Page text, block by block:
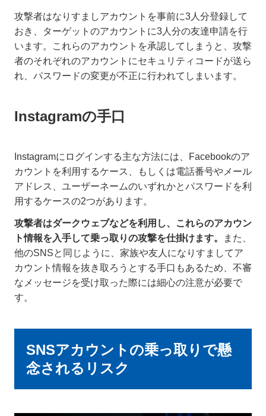
攻撃者はなりすましアカウントを事前に3人分登録して
おき、ターゲットのアカウントに3人分の友達申請を行
います。これらのアカウントを承認してしまうと、攻撃
者のそれぞれのアカウントにセキュリティコードが送ら
れ、パスワードの変更が不正に行われてしまいます。
Instagramの手口
Instagramにログインする主な方法には、Facebookのア
カウントを利用するケース、もしくは電話番号やメール
アドレス、ユーザーネームのいずれかとパスワードを利
用するケースの2つがあります。
攻撃者はダークウェブなどを利用し、これらのアカウン
ト情報を入手して乗っ取りの攻撃を仕掛けます。
また、
他のSNSと同じように、家族や友人になりすましてア
カウント情報を抜き取ろうとする手口もあるため、不審
なメッセージを受け取った際には細心の注意が必要で
す。
SNSアカウントの乗っ取りで懸
念されるリスク